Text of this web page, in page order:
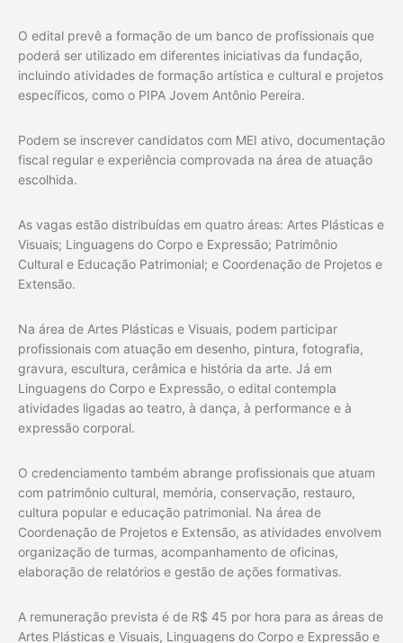
O edital prevê a formação de um banco de profissionais que
poderá ser utilizado em diferentes iniciativas da fundação,
incluindo atividades de formação artística e cultural e projetos
específicos, como o PIPA Jovem Antônio Pereira.
Podem se inscrever candidatos com MEI ativo, documentação
fiscal regular e experiência comprovada na área de atuação
escolhida.
As vagas estão distribuídas em quatro áreas: Artes Plásticas e
Visuais; Linguagens do Corpo e Expressão; Patrimônio
Cultural e Educação Patrimonial; e Coordenação de Projetos e
Extensão.
Na área de Artes Plásticas e Visuais, podem participar
profissionais com atuação em desenho, pintura, fotografia,
gravura, escultura, cerâmica e história da arte. Já em
Linguagens do Corpo e Expressão, o edital contempla
atividades ligadas ao teatro, à dança, à performance e à
expressão corporal.
O credenciamento também abrange profissionais que atuam
com patrimônio cultural, memória, conservação, restauro,
cultura popular e educação patrimonial. Na área de
Coordenação de Projetos e Extensão, as atividades envolvem
organização de turmas, acompanhamento de oficinas,
elaboração de relatórios e gestão de ações formativas.
A remuneração prevista é de R$ 45 por hora para as áreas de
Artes Plásticas e Visuais, Linguagens do Corpo e Expressão e